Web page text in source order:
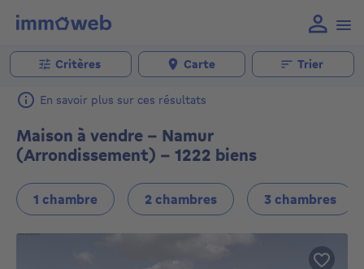
Critères Carte Trier
En savoir plus sur ces résultats
Maison à vendre - Namur
(Arrondissement) - 1222 biens
1 chambre 2 chambres 3 chambres